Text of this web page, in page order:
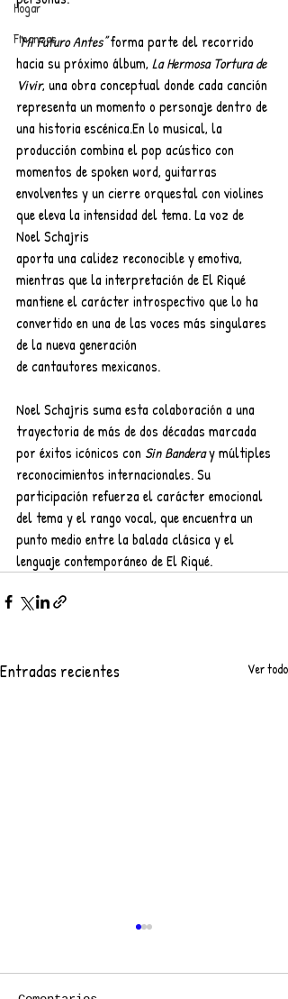
Hogar
Finanzas
“Mi Futuro Antes” forma parte del recorrido
hacia su próximo álbum, La Hermosa Tortura de
Vivir, una obra conceptual donde cada canción
representa un momento o personaje dentro de
una historia escénica.En lo musical, la
producción combina el pop acústico con
momentos de spoken word, guitarras
envolventes y un cierre orquestal con violines
que eleva la intensidad del tema. La voz de
Noel Schajris
aporta una calidez reconocible y emotiva,
mientras que la interpretación de El Riqué
mantiene el carácter introspectivo que lo ha
convertido en una de las voces más singulares
de la nueva generación
de cantautores mexicanos.
Noel Schajris suma esta colaboración a una
trayectoria de más de dos décadas marcada
por éxitos icónicos con Sin Bandera y múltiples
reconocimientos internacionales. Su
participación refuerza el carácter emocional
del tema y el rango vocal, que encuentra un
punto medio entre la balada clásica y el
lenguaje contemporáneo de El Riqué.
Entradas recientes Ver todo